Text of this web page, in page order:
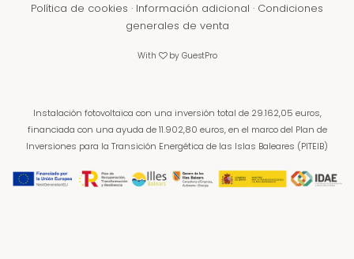
Política de cookies · Información adicional · Condiciones
generales de venta
With by GuestPro
Instalación fotovoltaica con una inversión total de 29.162,05 euros,
financiada con una ayuda de 11.902,80 euros,en el marco del Plan de
Inversiones para la Transición Energética de las Islas Baleares (PITEIB)